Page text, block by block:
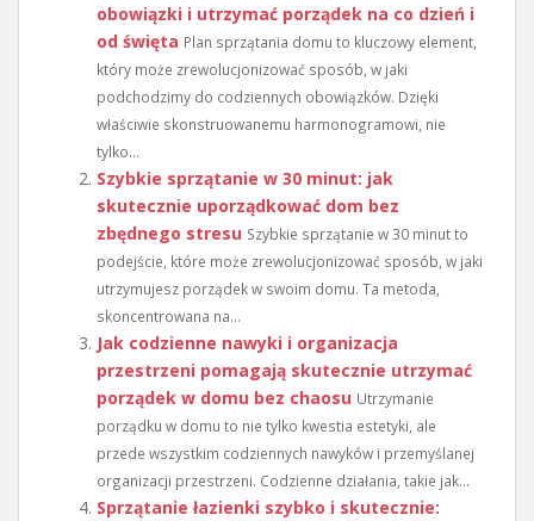
obowiązki i utrzymać porządek na co dzień i
od święta Plan sprzątania domu to kluczowy element,
który może zrewolucjonizować sposób, w jaki
podchodzimy do codziennych obowiązków. Dzięki
właściwie skonstruowanemu harmonogramowi, nie
tylko...
Szybkie sprzątanie w 30 minut: jak
skutecznie uporządkować dom bez
zbędnego stresu Szybkie sprzątanie w 30 minut to
podejście, które może zrewolucjonizować sposób, w jaki
utrzymujesz porządek w swoim domu. Ta metoda,
skoncentrowana na...
Jak codzienne nawyki i organizacja
przestrzeni pomagają skutecznie utrzymać
porządek w domu bez chaosu Utrzymanie
porządku w domu to nie tylko kwestia estetyki, ale
przede wszystkim codziennych nawyków i przemyślanej
organizacji przestrzeni. Codzienne działania, takie jak...
Sprzątanie łazienki szybko i skutecznie: